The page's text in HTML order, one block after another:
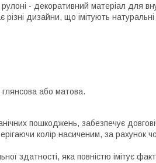
- декоративний матеріал для
дизайни, що імітують
глянсова або матова.
пошкоджень, забезпечує
колір насиченим, за рахунок
здатності, яка повністю імітує